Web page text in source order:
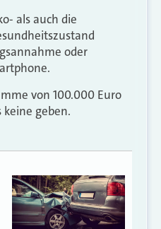
als auch die
oder
von 100.000 Euro
keine geben.